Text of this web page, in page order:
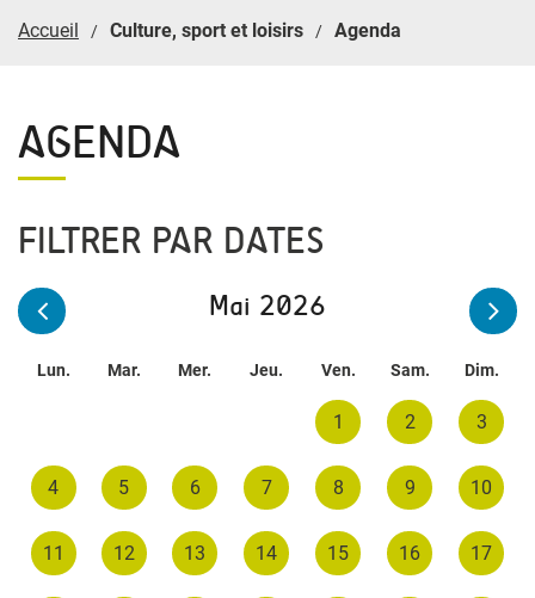
Accueil Culture, sport et loisirs Agenda
AGENDA
FILTRER PAR DATES
Mai 2026
Lun. Mar. Mer. Jeu. Ven. Sam. Dim.
1 2 3
4 5 6 7 8 9 10
11 12 13 14 15 16 17